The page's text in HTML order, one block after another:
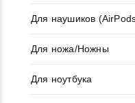
Для наушиков
Для ножа/Ножны
Для ноутбука